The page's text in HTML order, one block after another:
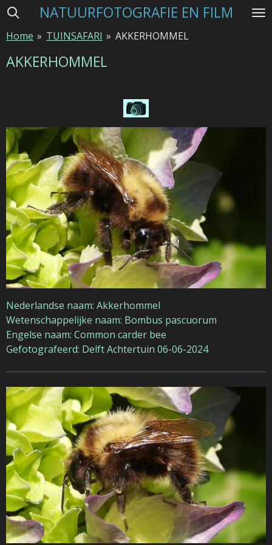
Ga
naar
de
NATUURFOTOGRAFIE EN FILM
Home » TUINSAFARI » AKKERHOMMEL
AKKERHOMMEL
Nederlandse naam: Akkerhommel
Wetenschappelijke naam: Bombus pascuorum
Engelse naam: Common carder bee
Gefotografeerd: Delft Achtertuin 06-06-2024